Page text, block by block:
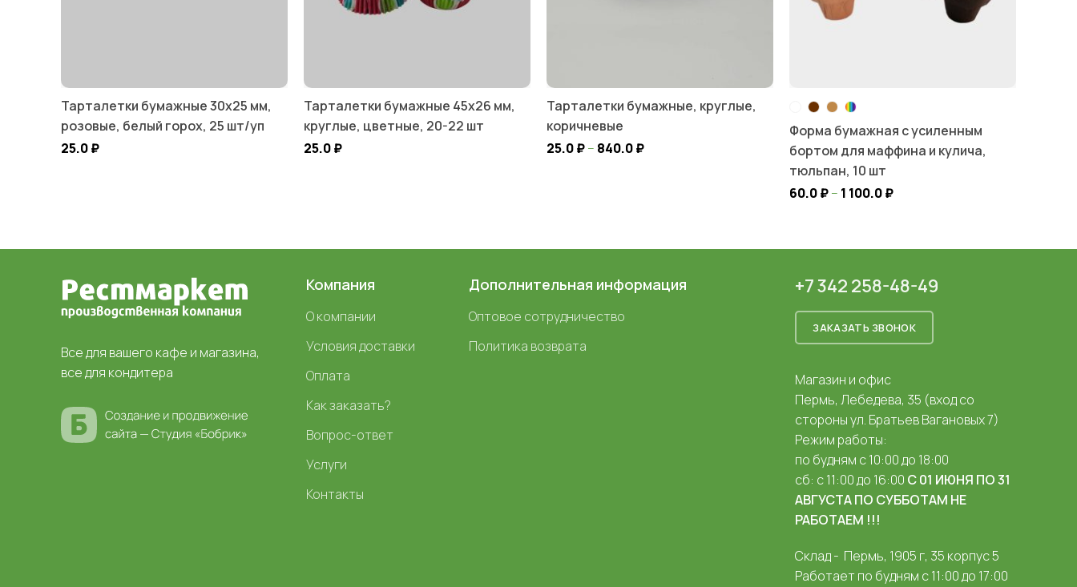
Тарталетки бумажные 30х25 мм,
розовые, белый горох, 25 шт/уп
25.0₽
Тарталетки бумажные 45х26 мм,
круглые, цветные, 20-22 шт
25.0₽
Тарталетки бумажные, круглые,
коричневые
25.0₽– 840.0₽
Форма бумажная с усиленным
бортом для маффина и кулича,
тюльпан, 10 шт
60.0₽– 1 100.0₽
Все для вашего кафе и магазина,
все для кондитера
Компания
О компании
Условия доставки
Оплата
Как заказать?
Вопрос-ответ
Услуги
Контакты
Дополнительная информация
Оптовое сотрудничество
Политика возврата
+7 342 258-48-49
ЗАКАЗАТЬ ЗВОНОК
Магазин и офис
Пермь, Лебедева, 35 (вход со
стороны ул. Братьев Вагановых 7)
Режим работы:
по будням с 10:00 до 18:00
сб: с 11:00 до 16:00 С 01 ИЮНЯ ПО 31
АВГУСТА ПО СУББОТАМ НЕ
РАБОТАЕМ !!!
Склад - Пермь, 1905 г, 35 корпус 5
Работает по будням с 11:00 до 17:00